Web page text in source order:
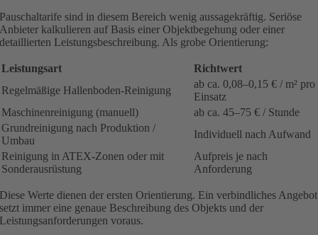
Pauschaltarife sind in diesem Bereich wenig aussagekräftig. Seriöse
Anbieter kalkulieren auf Basis einer Objektbegehung oder einer
detaillierten Leistungsbeschreibung. Als grobe Orientierung:
Leistungsart
Richtwert
Regelmäßige Hallenboden-Reinigung
ab ca. 0,08–0,15 € / m² pro
Einsatz
Maschinenreinigung (manuell)
ab ca. 45–75 € / Stunde
Grundreinigung nach Produktion /
Umbau
Individuell nach Aufwand
Reinigung in ATEX-Zonen oder mit
Sonderausrüstung
Aufpreis je nach
Anforderung
Diese Werte dienen der ersten Orientierung. Ein verbindliches Angebot
setzt immer eine genaue Beschreibung des Objekts und der
Leistungsanforderungen voraus.